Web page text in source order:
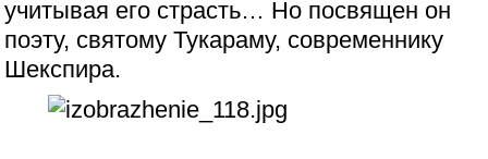
учитывая его страсть… Но посвящен он
поэту, святому Тукараму, современнику
Шекспира.